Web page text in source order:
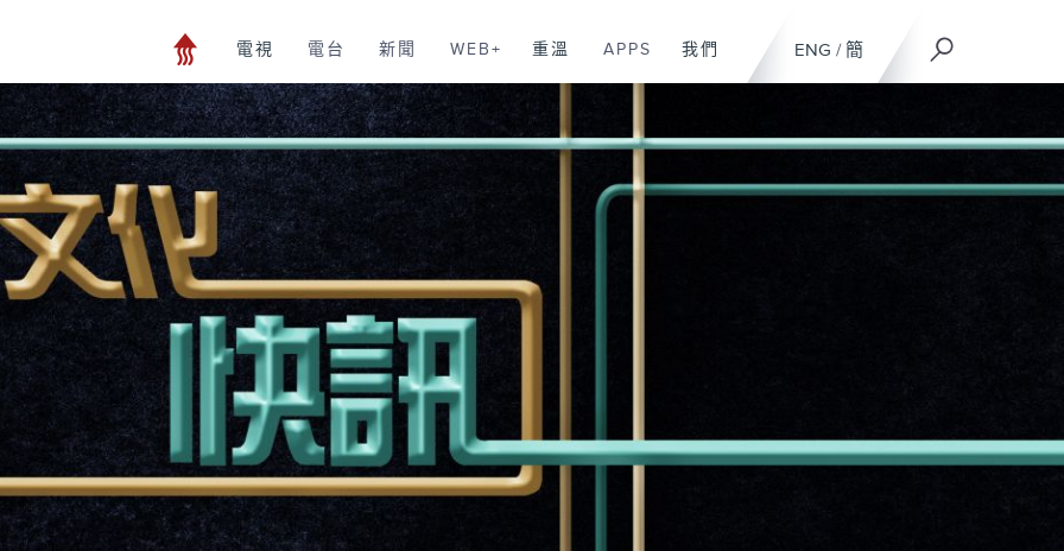
ENG / 簡
電視 電台 新聞 WEB+ 重溫 APPS 我們